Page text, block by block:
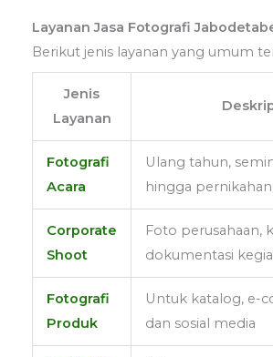
Layanan Jasa Fotografi
Berikut jenis layanan yang umum
Jenis
Layanan
Fotografi
Acara
Ulang tahun,
hingga pernikahan
Corporate
Shoot
Foto perusahaan,
dokumentasi
Fotografi
Produk
Untuk katalog, e-
dan sosial media